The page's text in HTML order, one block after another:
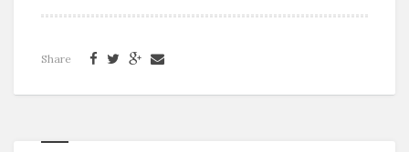
Share